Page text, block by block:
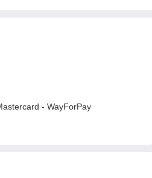
- WayForPay